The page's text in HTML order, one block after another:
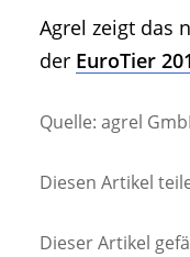
Agrel zeigt das
der EuroTier
Quelle: agrel
Diesen Artikel
Dieser Artikel